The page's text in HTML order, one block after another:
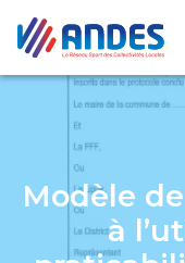
Modèle
à